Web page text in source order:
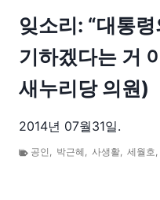
잊소리: “대통
기하겠다는 거
새누리당 의원)
2014년 07월31일.
공인 , 박근혜, 사생활, 세월호,